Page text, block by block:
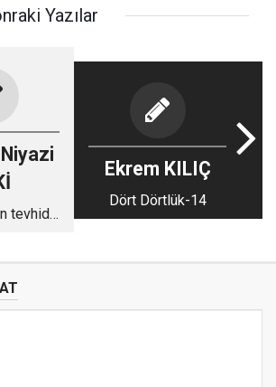
Yazılar
tevhid
Ekrem KILIÇ
Dört Dörtlük-14